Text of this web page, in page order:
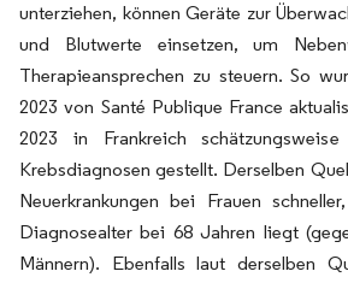
unterziehen, können Geräte zur
und Blutwerte einsetzen, um
Therapieansprechen zu steuern. So
2023 von Santé Publique France
2023 in Frankreich
Krebsdiagnosen gestellt. Derselben
Neuerkrankungen bei Frauen
Diagnosealter bei 68 Jahren liegt
Männern). Ebenfalls laut derselben